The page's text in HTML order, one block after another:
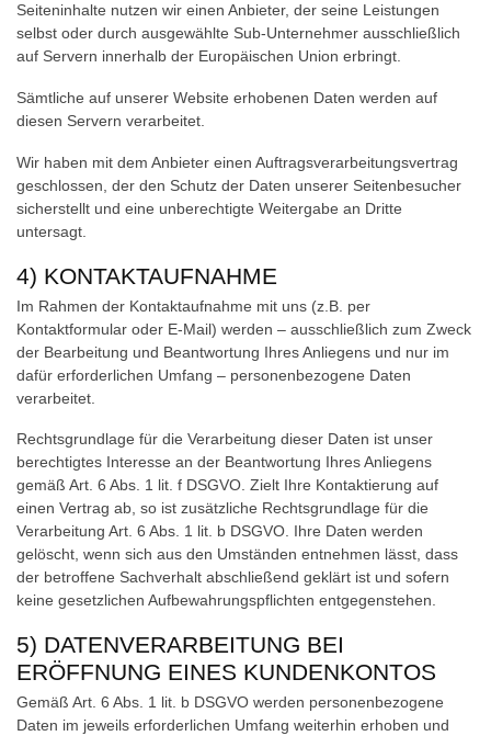
Seiteninhalte nutzen wir einen Anbieter, der seine Leistungen
selbst oder durch ausgewählte Sub-Unternehmer ausschließlich
auf Servern innerhalb der Europäischen Union erbringt.
Sämtliche auf unserer Website erhobenen Daten werden auf
diesen Servern verarbeitet.
Wir haben mit dem Anbieter einen Auftragsverarbeitungsvertrag
geschlossen, der den Schutz der Daten unserer Seitenbesucher
sicherstellt und eine unberechtigte Weitergabe an Dritte
untersagt.
4) KONTAKTAUFNAHME
Im Rahmen der Kontaktaufnahme mit uns (z.B. per
Kontaktformular oder E-Mail) werden – ausschließlich zum Zweck
der Bearbeitung und Beantwortung Ihres Anliegens und nur im
dafür erforderlichen Umfang – personenbezogene Daten
verarbeitet.
Rechtsgrundlage für die Verarbeitung dieser Daten ist unser
berechtigtes Interesse an der Beantwortung Ihres Anliegens
gemäß Art. 6 Abs. 1 lit. f DSGVO. Zielt Ihre Kontaktierung auf
einen Vertrag ab, so ist zusätzliche Rechtsgrundlage für die
Verarbeitung Art. 6 Abs. 1 lit. b DSGVO. Ihre Daten werden
gelöscht, wenn sich aus den Umständen entnehmen lässt, dass
der betroffene Sachverhalt abschließend geklärt ist und sofern
keine gesetzlichen Aufbewahrungspflichten entgegenstehen.
5) DATENVERARBEITUNG BEI
ERÖFFNUNG EINES KUNDENKONTOS
Gemäß Art. 6 Abs. 1 lit. b DSGVO werden personenbezogene
Daten im jeweils erforderlichen Umfang weiterhin erhoben und